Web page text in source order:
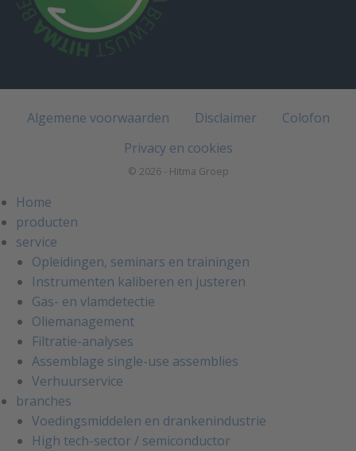
Algemene voorwaarden Disclaimer
Colofon
Privacy en cookies
© 2026 - Hitma Groep
Home
producten
service
Opleidingen, seminars en trainingen
Instrumenten kaliberen en justeren
Gas- en vlamdetectie
Oliemanagement
Filtratie-analyses
Assemblage single-use assemblies
Verhuurservice
branches
Voedingsmiddelen en drankenindustrie
High tech-sector / semiconductor